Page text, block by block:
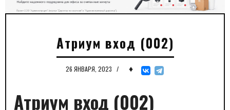
Атриум вход (002)
26 ЯНВАРЯ, 2023 / ♦
Атриум вход (002)